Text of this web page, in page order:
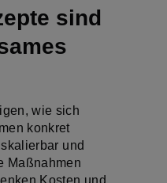
sind
wie sich
konkret
und
Maßnahmen
Kosten und